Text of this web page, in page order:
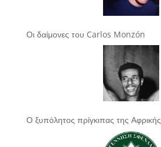
Οι δαίμονες του Carlos Monzón
Ο ξυπόλητος πρίγκιπας της Αφρικής